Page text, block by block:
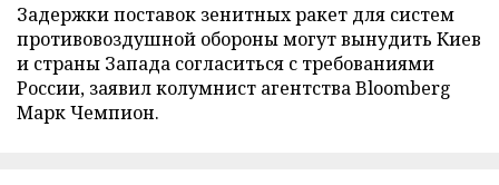
Задержки поставок зенитных ракет для систем
противовоздушной обороны могут вынудить Киев
и страны Запада согласиться с требованиями
России, заявил колумнист агентства Bloomberg
Марк Чемпион.